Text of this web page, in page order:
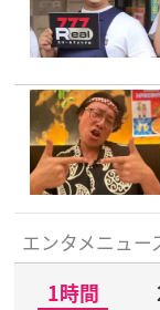
エンタメニュー
1時間